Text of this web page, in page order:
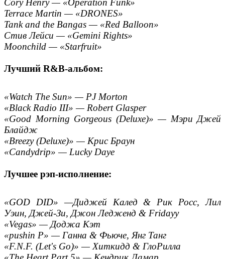
Cory Henry — «Operation Funk»
Terrace Martin — «DRONES»
Tank and the Bangas — «Red Balloon»
Стив Лейси — «Gemini Rights»
Moonchild — «Starfruit»
Лучший R&B-альбом:
«Watch The Sun» — PJ Morton
«Black Radio III» — Robert Glasper
«Good Morning Gorgeous (Deluxe)» — Мэри Джей
Блайдж
«Breezy (Deluxe)» — Крис Браун
«Candydrip» — Lucky Daye
Лучшее рэп-исполнение:
«GOD DID» —Диджей Калед & Рик Росс, Лил
Уэин, Джей-Зи, Джон Ледженд & Fridayy
«Vegas» — Доджа Кэт
«pushin P» — Ганна & Фьюче, Янг Танг
«F.N.F. (Let's Go)» — Хиткидд & ГлоРилла